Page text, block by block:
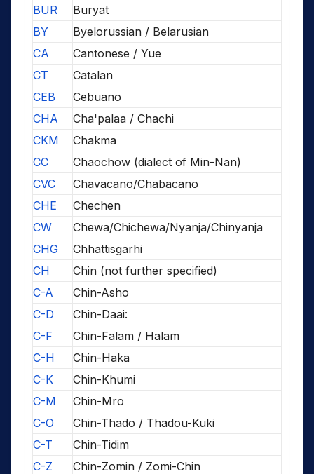
BUR
Buryat
BY
Byelorussian / Belarusian
CA
Cantonese / Yue
CT
Catalan
CEB
Cebuano
CHA
Cha'palaa / Chachi
CKM
Chakma
CC
Chaochow (dialect of Min-Nan)
CVC
Chavacano/Chabacano
CHE
Chechen
CW
Chewa/Chichewa/Nyanja/Chinyanja
CHG
Chhattisgarhi
CH
Chin (not further specified)
C-A
Chin-Asho
C-D
Chin-Daai:
C-F
Chin-Falam / Halam
C-H
Chin-Haka
C-K
Chin-Khumi
C-M
Chin-Mro
C-O
Chin-Thado / Thadou-Kuki
C-T
Chin-Tidim
C-Z
Chin-Zomin / Zomi-Chin